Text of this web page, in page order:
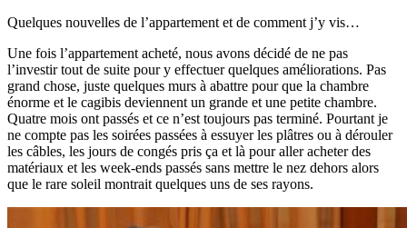
Quelques nouvelles de l’appartement et de comment j’y vis…
Une fois l’appartement acheté, nous avons décidé de ne pas
l’investir tout de suite pour y effectuer quelques améliorations. Pas
grand chose, juste quelques murs à abattre pour que la chambre
énorme et le cagibis deviennent un grande et une petite chambre.
Quatre mois ont passés et ce n’est toujours pas terminé. Pourtant je
ne compte pas les soirées passées à essuyer les plâtres ou à dérouler
les câbles, les jours de congés pris ça et là pour aller acheter des
matériaux et les week-ends passés sans mettre le nez dehors alors
que le rare soleil montrait quelques uns de ses rayons.